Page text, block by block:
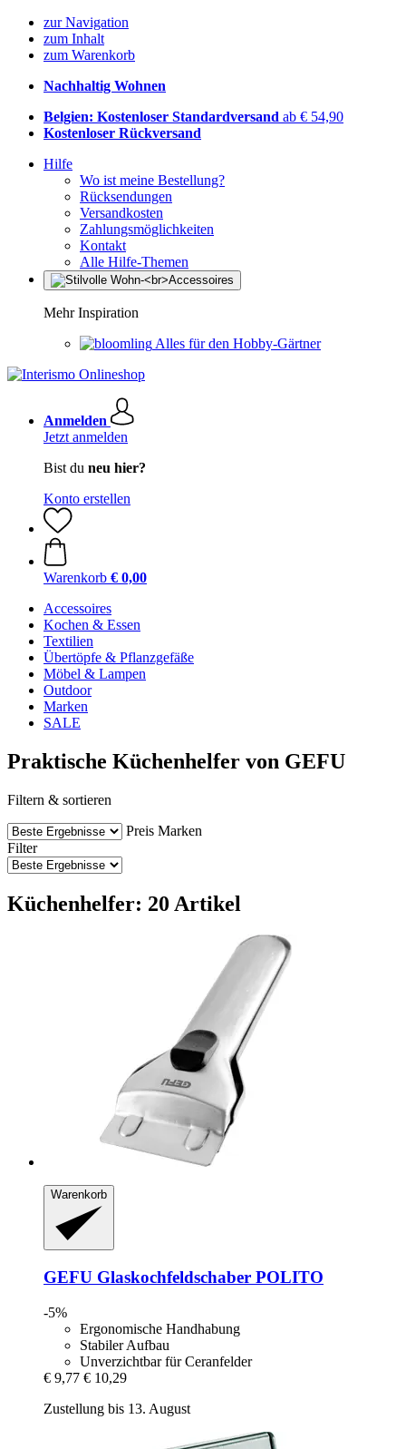
zur Navigation
zum Inhalt
zum Warenkorb
Nachhaltig Wohnen
Belgien: Kostenloser Standardversand ab € 54,90
Kostenloser Rückversand
Hilfe
Wo ist meine Bestellung?
Rücksendungen
Versandkosten
Zahlungsmöglichkeiten
Kontakt
Alle Hilfe-Themen
Mehr Inspiration
Alles für den Hobby-Gärtner
Anmelden
Jetzt anmelden
Bist du neu hier?
Konto erstellen
Warenkorb € 0,00
Accessoires
Kochen & Essen
Textilien
Übertöpfe & Pflanzgefäße
Möbel & Lampen
Outdoor
Marken
SALE
Praktische Küchenhelfer von GEFU
Filtern & sortieren
Preis Marken
Filter
Küchenhelfer: 20 Artikel
Warenkorb
GEFU Glaskochfeldschaber POLITO
-5%
Ergonomische Handhabung
Stabiler Aufbau
Unverzichtbar für Ceranfelder
€ 9,77 € 10,29
Zustellung bis 13. August